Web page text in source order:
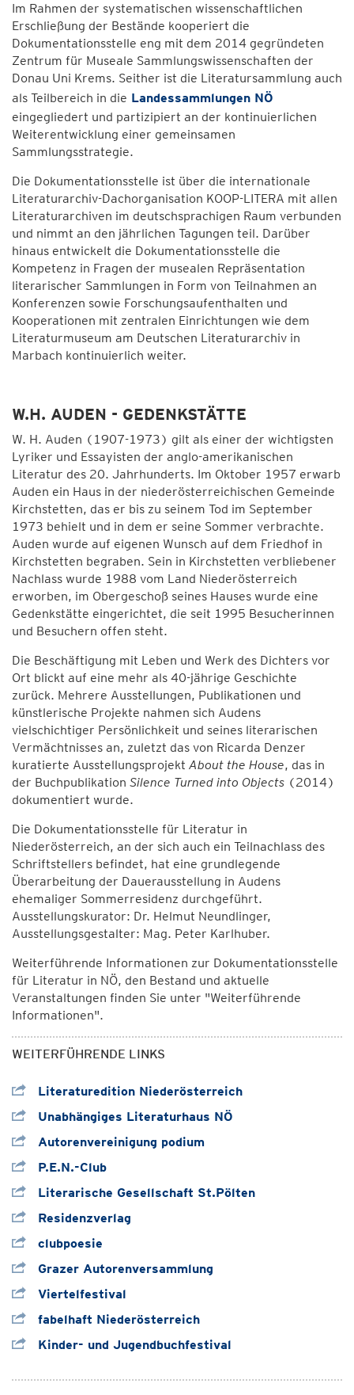
Im Rahmen der systematischen wissenschaftlichen
Erschließung der Bestände kooperiert die
Dokumentationsstelle eng mit dem 2014 gegründeten
Zentrum für Museale Sammlungswissenschaften der
Donau Uni Krems. Seither ist die Literatursammlung auch
als Teilbereich in die Landessammlungen NÖ
eingegliedert und partizipiert an der kontinuierlichen
Weiterentwicklung einer gemeinsamen
Sammlungsstrategie.
Die Dokumentationsstelle ist über die internationale
Literaturarchiv-Dachorganisation KOOP-LITERA mit allen
Literaturarchiven im deutschsprachigen Raum verbunden
und nimmt an den jährlichen Tagungen teil. Darüber
hinaus entwickelt die Dokumentationsstelle die
Kompetenz in Fragen der musealen Repräsentation
literarischer Sammlungen in Form von Teilnahmen an
Konferenzen sowie Forschungsaufenthalten und
Kooperationen mit zentralen Einrichtungen wie dem
Literaturmuseum am Deutschen Literaturarchiv in
Marbach kontinuierlich weiter.
W.H. AUDEN - GEDENKSTÄTTE
W. H. Auden (1907-1973) gilt als einer der wichtigsten
Lyriker und Essayisten der anglo-amerikanischen
Literatur des 20. Jahrhunderts. Im Oktober 1957 erwarb
Auden ein Haus in der niederösterreichischen Gemeinde
Kirchstetten, das er bis zu seinem Tod im September
1973 behielt und in dem er seine Sommer verbrachte.
Auden wurde auf eigenen Wunsch auf dem Friedhof in
Kirchstetten begraben. Sein in Kirchstetten verbliebener
Nachlass wurde 1988 vom Land Niederösterreich
erworben, im Obergeschoß seines Hauses wurde eine
Gedenkstätte eingerichtet, die seit 1995 Besucherinnen
und Besuchern offen steht.
Die Beschäftigung mit Leben und Werk des Dichters vor
Ort blickt auf eine mehr als 40-jährige Geschichte
zurück. Mehrere Ausstellungen, Publikationen und
künstlerische Projekte nahmen sich Audens
vielschichtiger Persönlichkeit und seines literarischen
Vermächtnisses an, zuletzt das von Ricarda Denzer
kuratierte Ausstellungsprojekt About the House, das in
der Buchpublikation Silence Turned into Objects (2014)
dokumentiert wurde.
Die Dokumentationsstelle für Literatur in
Niederösterreich, an der sich auch ein Teilnachlass des
Schriftstellers befindet, hat eine grundlegende
Überarbeitung der Dauerausstellung in Audens
ehemaliger Sommerresidenz durchgeführt.
Ausstellungskurator: Dr. Helmut Neundlinger,
Ausstellungsgestalter: Mag. Peter Karlhuber.
Weiterführende Informationen zur Dokumentationsstelle
für Literatur in NÖ, den Bestand und aktuelle
Veranstaltungen finden Sie unter "Weiterführende
Informationen".
WEITERFÜHRENDE LINKS
Literaturedition Niederösterreich
Unabhängiges Literaturhaus NÖ
Autorenvereinigung podium
P.E.N.-Club
Literarische Gesellschaft St.Pölten
Residenzverlag
clubpoesie
Grazer Autorenversammlung
Viertelfestival
fabelhaft Niederösterreich
Kinder- und Jugendbuchfestival